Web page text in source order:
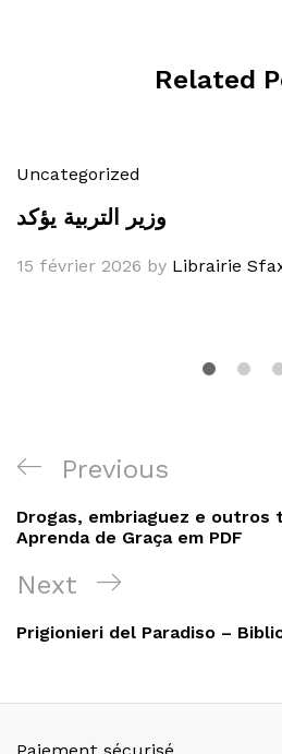
Related
Uncategorized
وزير التربية يؤكد
15 février 2026 by Librairie
Navigation
de
l’article
Previous
Post
Previous
Drogas, embriaguez e outros
Aprenda de Graça em PDF
Next
Post
Next
Prigionieri del Paradiso –